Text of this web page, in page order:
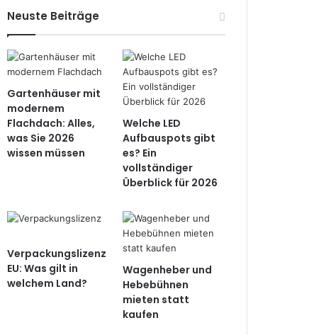
Neuste Beiträge
Gartenhäuser mit
modernem
Flachdach: Alles,
was Sie 2026
wissen müssen
Welche LED
Aufbauspots gibt
es? Ein
vollständiger
Überblick für 2026
Verpackungslizenz
EU: Was gilt in
welchem Land?
Wagenheber und
Hebebühnen
mieten statt
kaufen